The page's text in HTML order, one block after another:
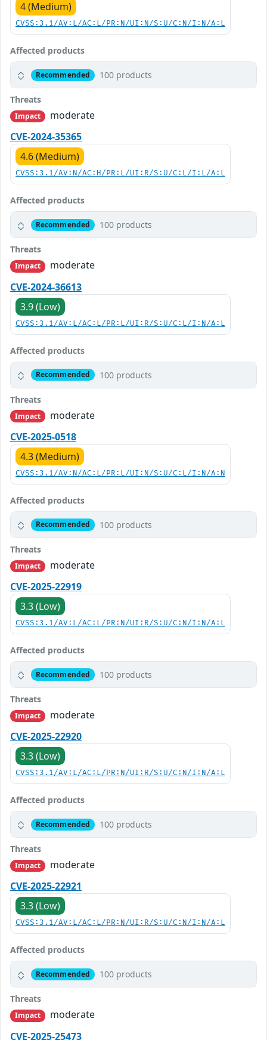
4 (Medium)
CVSS:3.1/AV:L/AC:L/PR:N/UI:N/S:U/C:N/I:N/A:L
Affected products
Recommended 100 products
Threats
Impact
moderate
CVE-2024-35365
4.6 (Medium)
CVSS:3.1/AV:N/AC:H/PR:L/UI:R/S:U/C:L/I:L/A:L
Affected products
Recommended 100 products
Threats
Impact
moderate
CVE-2024-36613
3.9 (Low)
CVSS:3.1/AV:L/AC:L/PR:L/UI:R/S:U/C:L/I:N/A:L
Affected products
Recommended 100 products
Threats
Impact
moderate
CVE-2025-0518
4.3 (Medium)
CVSS:3.1/AV:N/AC:L/PR:L/UI:N/S:U/C:L/I:N/A:N
Affected products
Recommended 100 products
Threats
Impact
moderate
CVE-2025-22919
3.3 (Low)
CVSS:3.1/AV:L/AC:L/PR:N/UI:R/S:U/C:N/I:N/A:L
Affected products
Recommended 100 products
Threats
Impact
moderate
CVE-2025-22920
3.3 (Low)
CVSS:3.1/AV:L/AC:L/PR:N/UI:R/S:U/C:N/I:N/A:L
Affected products
Recommended 100 products
Threats
Impact
moderate
CVE-2025-22921
3.3 (Low)
CVSS:3.1/AV:L/AC:L/PR:N/UI:R/S:U/C:N/I:N/A:L
Affected products
Recommended 100 products
Threats
Impact
moderate
CVE-2025-25473